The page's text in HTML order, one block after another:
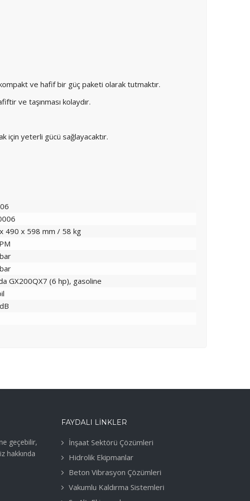
ve hafif bir güç paketi olarak tutmaktır.
ve taşınması kolaydır.
için yeterli gücü sağlayacaktır.
490 x 598 mm / 58 kg
GX200QX7 (6 hp), gasoline
geçebilir,
hakkında
FAYDALI LINKLER
İnşaat Sektörü Çözümleri
Hidrolik Ekipmanlar
Beton Vibrasyon Çözümleri
Vakumlu Kaldırma Sistemleri